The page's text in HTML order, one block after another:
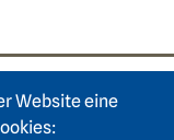
Website eine